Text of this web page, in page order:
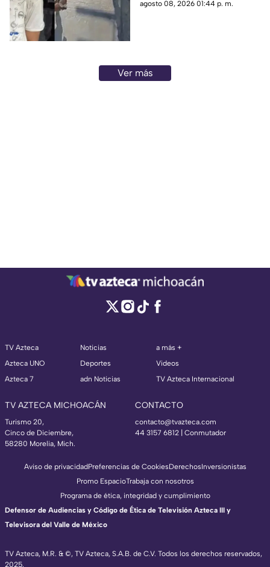
responsable de empujar a un
agosto 08, 2026 01:44 p. m.
Ver más
TV Azteca
Azteca UNO
Azteca 7
Noticias
Deportes
adn Noticias
a más +
Videos
TV Azteca Internacional
TV AZTECA MICHOACÁN
Turismo 20,
Cinco de Diciembre,
58280 Morelia, Mich.
CONTACTO
contacto@tvazteca.com
44 3157 6812 | Conmutador
TV Azteca, M.R. & ©, TV Azteca, S.A.B. de C.V. Todos los derechos reservados,
2025.
Aviso de privacidadPreferencias de CookiesDerechosInversionistas
Promo EspacioTrabaja con nosotros
Programa de ética, integridad y cumplimiento
Defensor de Audiencias y Código de Ética de Televisión Azteca III y
Televisora del Valle de México